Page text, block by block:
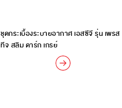
ชุดกระเบื้องระบายอากาศ เอสซีจี รุ่น เพรส
ทีจ สลิม ดาร์ก เกรย์